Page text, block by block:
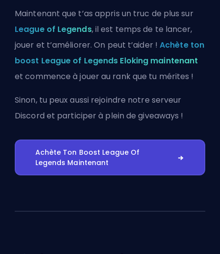
Maintenant que t’as appris un truc de plus sur
League of Legends, il est temps de te lancer,
jouer et t’améliorer. On peut t’aider !Achète ton
boost League of Legends Eloking maintenant
et commence à jouer au rank que tu mérites !
Sinon, tu peux aussi rejoindre notre serveur
Discord et participer à plein de giveaways !
Achète Ton Boost League Of
Legends Maintenant